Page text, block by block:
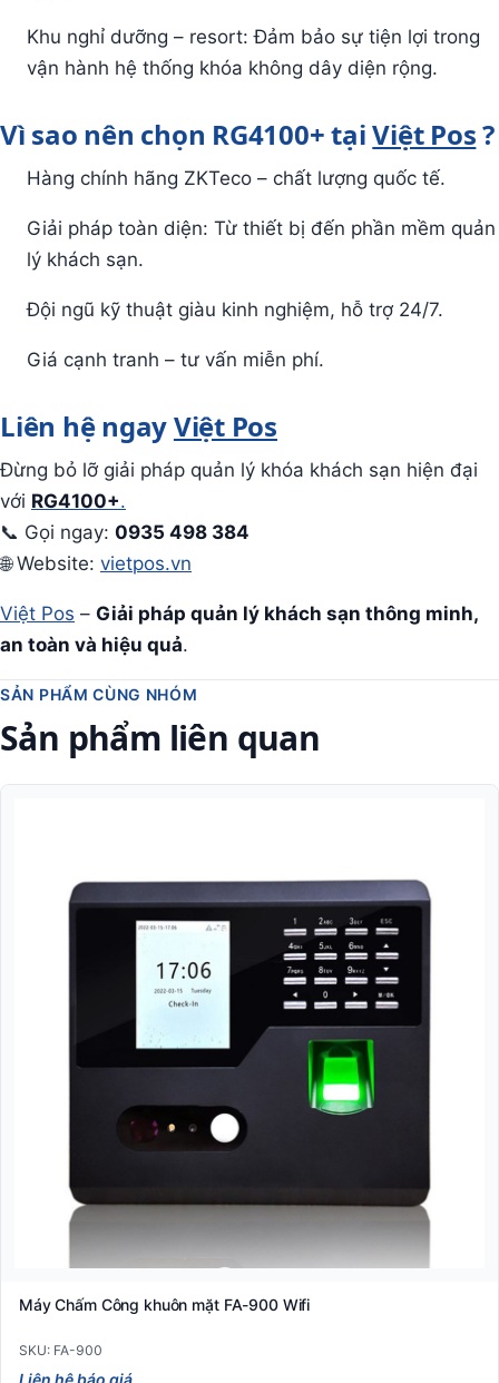
Khu nghỉ dưỡng – resort: Đảm bảo sự tiện lợi trong
vận hành hệ thống khóa không dây diện rộng.
Vì sao nên chọn RG4100+ tạiViệt Pos?
Hàng chính hãng ZKTeco – chất lượng quốc tế.
Giải pháp toàn diện: Từ thiết bị đến phần mềm quản
lý khách sạn.
Đội ngũ kỹ thuật giàu kinh nghiệm, hỗ trợ 24/7.
Giá cạnh tranh – tư vấn miễn phí.
Liên hệ ngayViệt Pos
Đừng bỏ lỡ giải pháp quản lý khóa khách sạn hiện đại
với RG4100+.
📞 Gọi ngay: 0935 498 384
🌐 Website: vietpos.vn
Việt Pos – Giải pháp quản lý khách sạn thông minh,
an toàn và hiệu quả.
SẢN PHẨM CÙNG NHÓM
Sản phẩm liên quan
Máy Chấm Công khuôn mặt FA-900 Wifi
SKU: FA-900
Liên hệ báo giá